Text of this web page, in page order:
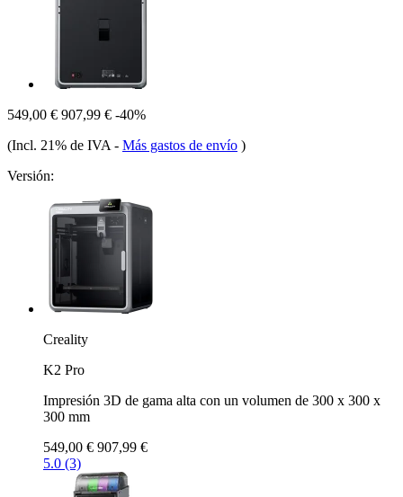
549,00 € 907,99 € -40%
(Incl. 21% de IVA - Más gastos de envío )
Versión:
Creality
K2 Pro
Impresión 3D de gama alta con un volumen de 300 x 300 x
300 mm
549,00 € 907,99 €
5.0 (3)